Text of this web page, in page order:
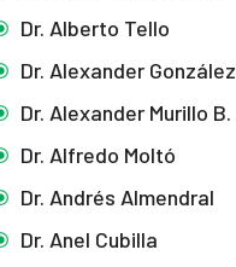
Dr. Alberto Tello
Dr. Alexander González
Dr. Alexander Murillo B.
Dr. Alfredo Moltó
Dr. Andrés Almendral
Dr. Anel Cubilla